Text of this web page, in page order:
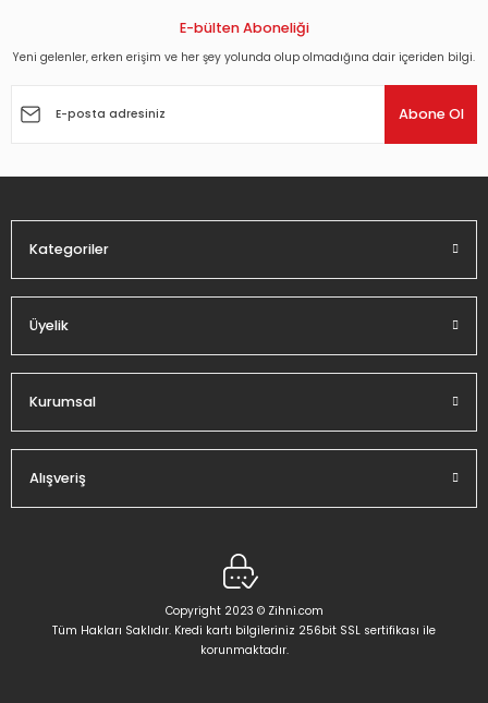
Görüş ve önerileriniz için teşekkür ederiz.
Ürün açıklamasında eksik bilgiler bulunuyor.
E-bülten Aboneliği
Yeni gelenler, erken erişim ve her şey yolunda olup olmadığına dair içeriden bilgi.
Abone Ol
Kategoriler
Üyelik
Kurumsal
Alışveriş
Copyright 2023 © Zihni.com
Tüm Hakları Saklıdır. Kredi kartı bilgileriniz 256bit SSL sertifikası ile
korunmaktadır.